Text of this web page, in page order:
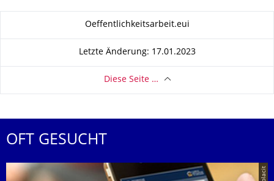
Zu dieser SeiteOeffentlichkeitsarbeit.eui
Letzte Änderung: 17.01.2023
Diese Seite …
OFT GESUCHT